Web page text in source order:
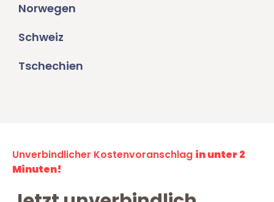
Norwegen
Schweiz
Tschechien
Unverbindlicher Kostenvoranschlag in unter 2
Minuten!